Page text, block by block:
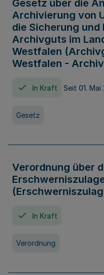
Gesetz über die
Archivierung von
die Sicherung
Archivguts im
Westfalen
Westfalen -
In Kraft Seit 01. Mai
Gesetz
Verordnung über
In Kraft
Verordnung